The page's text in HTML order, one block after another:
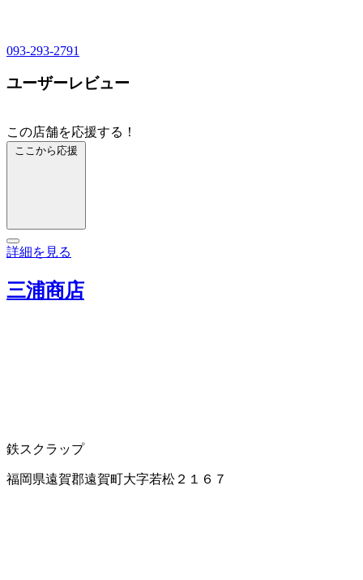
093-293-2791
ユーザーレビュー
この店舗を応援する！
ここから応援
詳細を見る
三浦商店
鉄スクラップ
福岡県遠賀郡遠賀町大字若松２１６７